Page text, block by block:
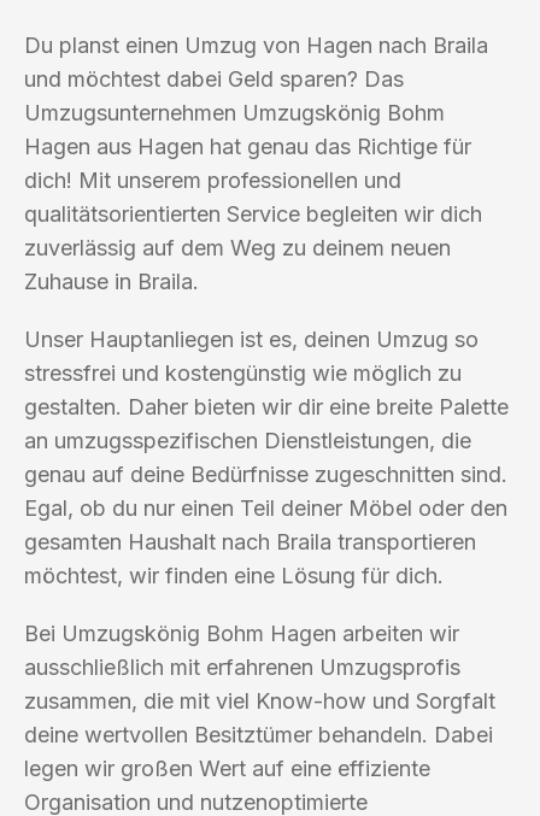
Du planst einen Umzug von Hagen nach Braila
und möchtest dabei Geld sparen? Das
Umzugsunternehmen Umzugskönig Bohm
Hagen aus Hagen hat genau das Richtige für
dich! Mit unserem professionellen und
qualitätsorientierten Service begleiten wir dich
zuverlässig auf dem Weg zu deinem neuen
Zuhause in Braila.
Unser Hauptanliegen ist es, deinen Umzug so
stressfrei und kostengünstig wie möglich zu
gestalten. Daher bieten wir dir eine breite Palette
an umzugsspezifischen Dienstleistungen, die
genau auf deine Bedürfnisse zugeschnitten sind.
Egal, ob du nur einen Teil deiner Möbel oder den
gesamten Haushalt nach Braila transportieren
möchtest, wir finden eine Lösung für dich.
Bei Umzugskönig Bohm Hagen arbeiten wir
ausschließlich mit erfahrenen Umzugsprofis
zusammen, die mit viel Know-how und Sorgfalt
deine wertvollen Besitztümer behandeln. Dabei
legen wir großen Wert auf eine effiziente
Organisation und nutzenoptimierte